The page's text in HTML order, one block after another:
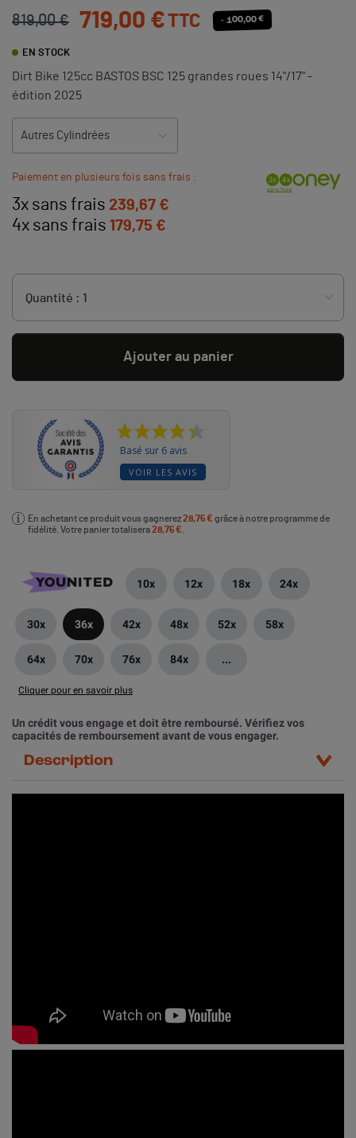
819,00 € 719,00 €TTC - 100,00 €
EN STOCK
Dirt Bike 125cc BASTOS BSC 125 grandes roues 14"/17" -
édition 2025
Paiement en plusieurs fois sans frais :
3x sans frais 239,67 €
4x sans frais 179,75 €
Ajouter au panier
Basé sur 6 avis
VOIR LES AVIS
En achetant ce produit vous gagnerez28,76 € grâce à notre programme de
fidélité. Votre panier totalisera28,76 €.
10x 12x 18x 24x
30x 36x 42x 48x 52x 58x
64x 70x 76x 84x ...
Cliquer pour en savoir plus
Un crédit vous engage et doit être remboursé. Vérifiez vos
capacités de remboursement avant de vous engager.
Description